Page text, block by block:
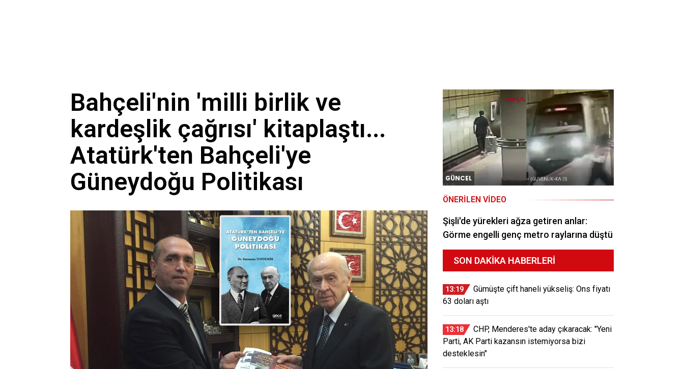
Bahçeli'nin 'milli birlik ve
kardeşlik çağrısı' kitaplaştı...
Atatürk'ten Bahçeli'ye
Güneydoğu Politikası
GÜNCEL
ÖNERILEN VIDEO
Şişli'de yürekleri ağza getiren anlar:
Görme engelli genç metro raylarına düştü
SON DAKIKA HABERLERI
13:19
Gümüşte çift haneli yükseliş: Ons fiyatı
63 doları aştı
13:18
CHP, Menderes'te aday çıkaracak: "Yeni
Parti, AK Parti kazansın istemiyorsa bizi
desteklesin"